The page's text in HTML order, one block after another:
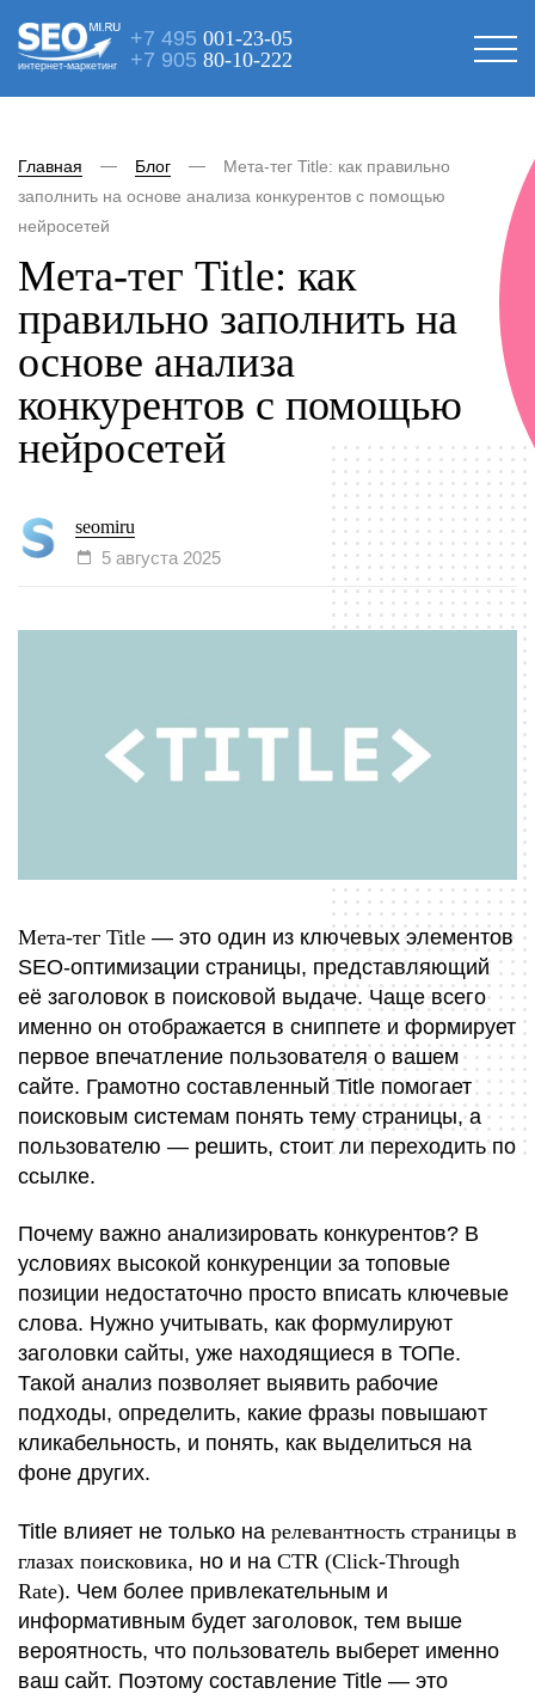
интернет-маркетинг
+7 495 001-23-05
+7 905 80-10-222
Главная Блог
Мета-тег Title: как правильно
заполнить на основе анализа конкурентов с помощью
нейросетей
Мета-тег Title: как
правильно заполнить на
основе анализа
конкурентов с помощью
нейросетей
seomiru
5 августа 2025
Мета-тег Title — это один из ключевых элементов
SEO-оптимизации страницы, представляющий
её заголовок в поисковой выдаче. Чаще всего
именно он отображается в сниппете и формирует
первое впечатление пользователя о вашем
сайте. Грамотно составленный Title помогает
поисковым системам понять тему страницы, а
пользователю — решить, стоит ли переходить по
ссылке.
Почему важно анализировать конкурентов? В
условиях высокой конкуренции за топовые
позиции недостаточно просто вписать ключевые
слова. Нужно учитывать, как формулируют
заголовки сайты, уже находящиеся в ТОПе.
Такой анализ позволяет выявить рабочие
подходы, определить, какие фразы повышают
кликабельность, и понять, как выделиться на
фоне других.
Title влияет не только на релевантность страницы в
глазах поисковика, но и на CTR (Click-Through
Rate). Чем более привлекательным и
информативным будет заголовок, тем выше
вероятность, что пользователь выберет именно
ваш сайт. Поэтому составление Title — это